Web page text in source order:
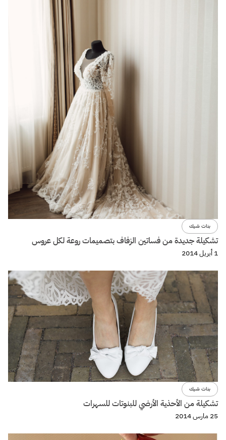
بنات شيك
تشكيلة جديدة من فساتين الزفاف بتصميمات روعة لكل عروس
1 أبريل 2014
بنات شيك
تشكيلة من الأحذية الأرضي للبنوتات للسهرات
25 مارس 2014